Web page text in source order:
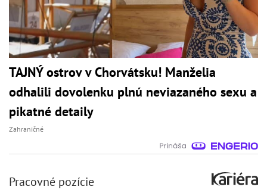
TAJNÝ ostrov v Chorvátsku! Manželia
odhalili dovolenku plnú neviazaného sexu a
pikatné detaily
Zahraničné
Pracovné pozície